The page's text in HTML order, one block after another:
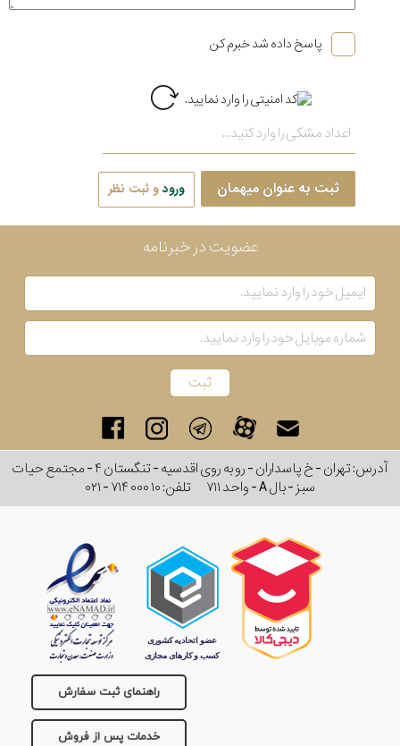
پاسخ داده شد خبرم کن
ثبت به عنوان میهمان ورودو ثبت نظر
عضویت در خبرنامه
آدرس: تهران - خ پاسداران - رو به روی اقدسیه - تنگستان ۴ - مجتمع حیات
سبز - بال A - واحد ۷۱۱
تلفن:۰۲۱ - ۷۱۴ ۰۰۰ ۱۰
راهنمای ثبت سفارش
خدمات پس از فروش